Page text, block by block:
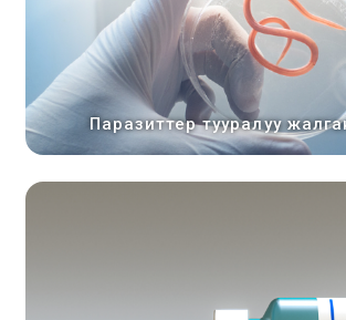
Паразиттер тууралуу жалган